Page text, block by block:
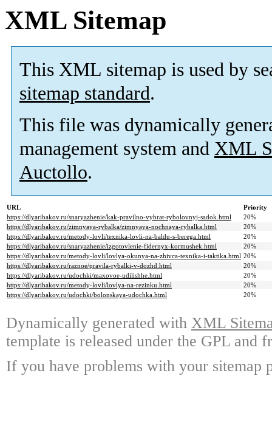
XML Sitemap
This XML sitemap is used by
sitemap standard.
This file was dynamically
management system and XML
Auctollo.
URL
Priority
https://dlyaribakov.ru/snaryazhenie/kak-pravilno-vybrat-rybolovnyj-sadok.html
20%
https://dlyaribakov.ru/zimnyaya-rybalka/zimnyaya-nochnaya-rybalka.html
20%
https://dlyaribakov.ru/metody-lovli/texnika-lovli-na-baldu-s-berega.html
20%
https://dlyaribakov.ru/snaryazhenie/izgotovlenie-fidernyx-kormushek.html
20%
https://dlyaribakov.ru/metody-lovli/lovlya-okunya-na-zhivca-texnika-i-taktika.html 20%
https://dlyaribakov.ru/raznoe/pravila-rybalki-v-dozhd.html
20%
https://dlyaribakov.ru/udochki/maxovoe-udilishhe.html
20%
https://dlyaribakov.ru/metody-lovli/lovlya-na-rezinku.html
20%
https://dlyaribakov.ru/udochki/bolonskaya-udochka.html
20%
Dynamically generated with XML
template is released under the GPL and
If you have problems with your sitemap